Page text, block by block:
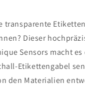
transparente
Dieser
Sensors macht
Etikettengabel
den Materialien